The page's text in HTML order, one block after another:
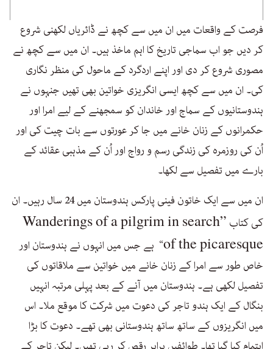
فرصت کے واقعات میں ان میں سے کچھ نے ڈائریاں لکھنی شروع
کر دیں جو اب سماجی تاریخ کا اہم ماخذ ہیں۔ ان میں سے کچھ نے
مصوری شروع کر دی اور اپنے اردگرد کے ماحول کی منظر نگاری
کی۔ ان میں سے کچھ ایسی انگریزی خواتین بھی تھیں جنہوں نے
ہندوستانیوں کے سماج اور خاندان کو سمجھنے کے لیے امرا اور
حکمرانوں کے زنان خانے میں جا کر عورتوں سے بات چیت کی اور
اُن کی روزمرہ کی زندگی رسم و رواج اور اُن کے مذہبی عقائد کے
بارے میں تفصیل سے لکھا۔
ان میں سے ایک خاتون فینی پارکس ہندوستان میں 24 سال رہیں۔ ان
کی کتاب
”Wanderings of a pilgrim in search
of the picaresque“ ہے جس میں انہوں نے ہندوستان اور
خاص طور سے امرا کے زنان خانے میں خواتین سے ملاقاتوں کی
تفصیل لکھی ہے۔ ہندوستان میں آنے کے بعد پہلی مرتبہ انہیں
بنگال کے ایک ہندو تاجر کی دعوت میں شرکت کا موقع ملا۔ اس
میں انگریزوں کے ساتھ ساتھ ہندوستانی بھی تھے۔ دعوت کا بڑا
اہتمام کیا گیا تھا۔ طوائفیں برابر رقص کر رہی تھیں۔ لیکن تاجر کے